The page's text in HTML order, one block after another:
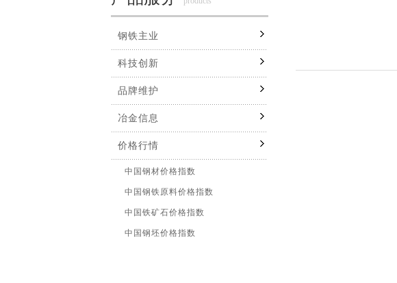
钢铁主业
科技创新
品牌维护
冶金信息
价格行情
中国钢材价格指数
中国钢铁原料价格指数
中国铁矿石价格指数
中国钢坯价格指数